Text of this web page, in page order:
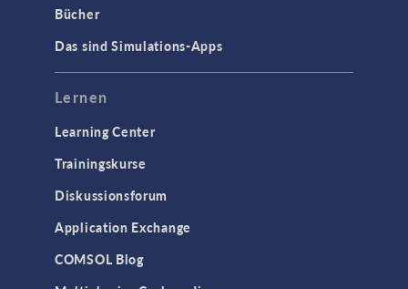
Bücher
Das sind Simulations-Apps
Lernen
Learning Center
Trainingskurse
Diskussionsforum
Application Exchange
COMSOL Blog